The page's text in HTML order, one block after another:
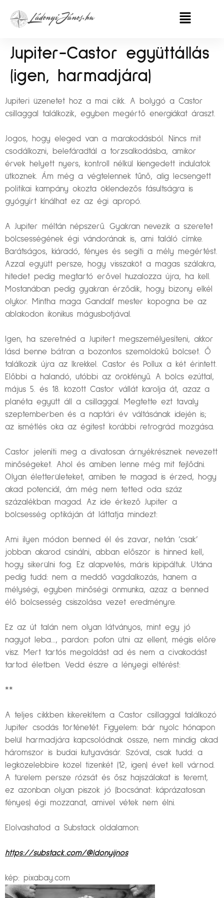
Jupiter-Castor együttállás
(igen, harmadjára)
Jupiteri üzenetet hoz a mai cikk. A bolygó a Castor
csillaggal találkozik, egyben megértő energiákat áraszt.
Jogos, hogy eleged van a marakodásból. Nincs mit
csodálkozni, belefáradtál a torzsalkodásba, amikor
érvek helyett nyers, kontroll nélkül kiengedett indulatok
ütköznek. Ám még a végtelennek tűnő, alig lecsengett
politikai kampány okozta öklendezős fásultságra is
gyógyírt kínálhat ez az égi apropó.
A Jupiter méltán népszerű. Gyakran nevezik a szeretet
bölcsességének égi vándorának is, ami találó címke.
Barátságos, kiáradó, fényes és segíti a mély megértést.
Azzal együtt persze, hogy visszaköt a magas szálakra,
hitedet pedig megtartó erővel huzalozza újra, ha kell.
Mostanában pedig gyakran érződik, hogy bizony elkél
olykor. Mintha maga Gandalf mester kopogna be az
ablakodon ikonikus mágusbotjával.
Igen, ha szeretnéd a Jupitert megszemélyesíteni, akkor
lásd benne bátran a bozontos szemöldökű bölcset. Ő
találkozik újra az Ikrekkel. Castor és Pollux a két érintett.
Előbbi a halandó, utóbbi az örökfényű. A bölcs ezúttal,
május 5. és 18. között Castor vállát karolja át, azaz a
planéta együtt áll a csillaggal. Megtette ezt tavaly
szeptemberben és a naptári év váltásának idején is;
az ismétlés oka az égitest korábbi retrográd mozgása.
Castor jeleníti meg a divatosan árnyékrésznek nevezett
minőségeket. Ahol és amiben lenne még mit fejlődni.
Olyan életterületeket, amiben te magad is érzed, hogy
akad potenciál, ám még nem tetted oda száz
százalékban magad. Az ide érkező Jupiter a
bölcsesség optikáján át láttatja mindezt:
Ami ilyen módon benned él és zavar, netán ’csak’
jobban akarod csinálni, abban először is hinned kell,
hogy sikerülni fog. Ez alapvetés, máris kipipáltuk. Utána
pedig tudd: nem a meddő vagdalkozás, hanem a
mélységi, egyben minőségi önmunka, azaz a benned
élő bölcsesség csiszolása vezet eredményre.
Ez az út talán nem olyan látványos, mint egy jó
nagyot leba…, pardon: pofon ütni az ellent, mégis előre
visz. Mert tartós megoldást ad és nem a civakodást
tartod életben. Vedd észre a lényegi eltérést:
**
A teljes cikkben kikerekítem a Castor csillaggal találkozó
Jupiter csodás történetét. Figyelem: bár nyolc hónapon
belül harmadjára kapcsolódnak össze, nem mindig akad
háromszor is budai kutyavásár. Szóval, csak tudd: a
legközelebbire közel tizenkét (12, igen) évet kell várnod.
A türelem persze rózsát és ősz hajszálakat is teremt,
ez azonban olyan piszok jó (bocsánat: káprázatosan
fényes) égi mozzanat, amivel vétek nem élni.
Elolvashatod a Substack oldalamon:
https://substack.com/@ldonyijnos
kép: pixabay.com